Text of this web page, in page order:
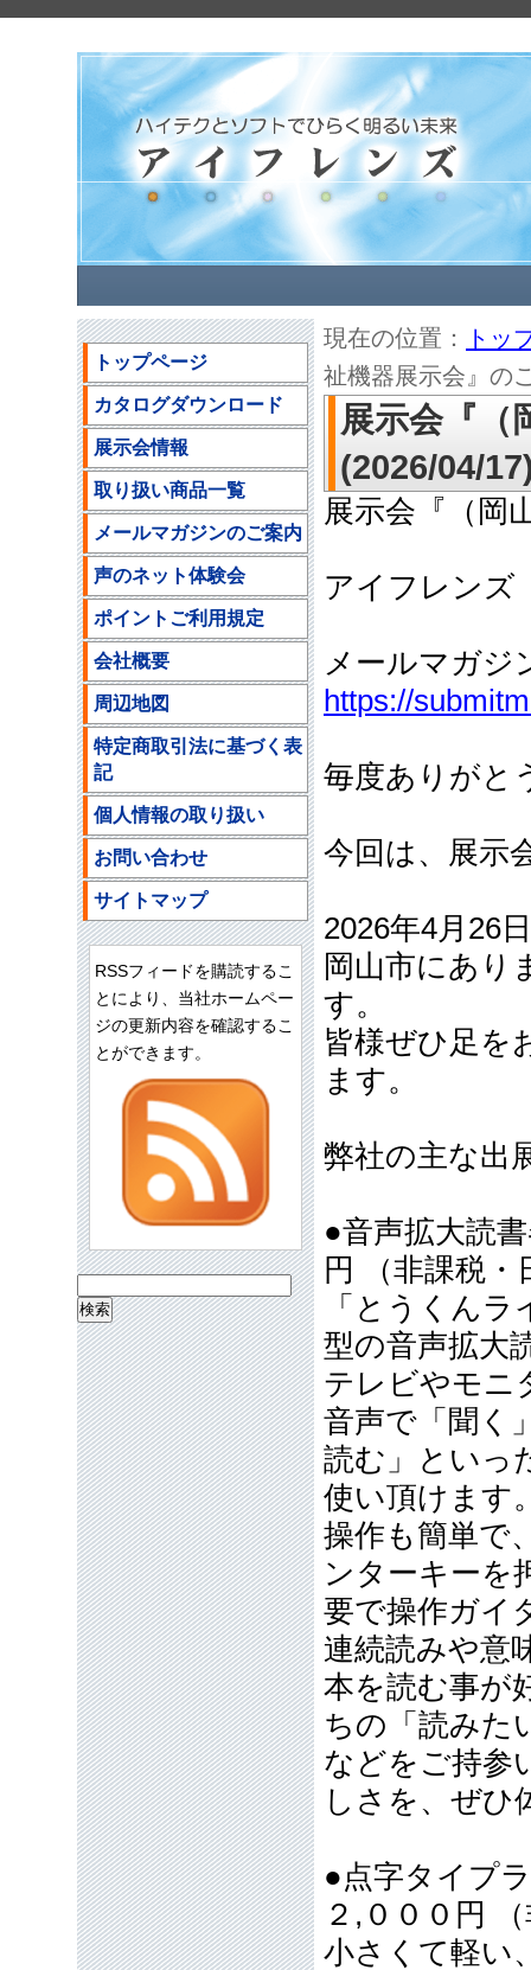
現在の位置：
トッ
祉機器展示会』の
展示会『（
(2026/04/
展示会『（岡
アイフレン
メールマガジ
https://
毎度ありがと
今回は、展示
2026年4月26
岡山市にあり
す。
皆様ぜひ足を
ます。
弊社の主な出
●音声拡大読
円 （非課税・
「とうくん
型の音声拡大
テレビやモニ
音声で「聞く
読む」といっ
使い頂けます
操作も簡単で
ンターキーを
要で操作ガイ
連続読みや意
本を読む事が
ちの「読みた
などをご持参
しさを、ぜひ
●点字タイプ
２,０００円
小さくて軽い
トップページ
カタログダウンロード
展示会情報
取り扱い商品一覧
メールマガジンのご案内
声のネット体験会
ポイントご利用規定
会社概要
周辺地図
特定商取引法に基づく表
記
個人情報の取り扱い
お問い合わせ
サイトマップ
RSSフィードを購読するこ
とにより、当社ホームペー
ジの更新内容を確認するこ
とができます。
索: